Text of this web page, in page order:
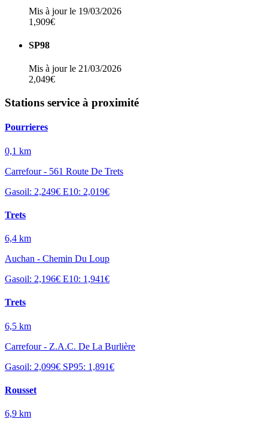
Mis à jour le 19/03/2026
1,909€
SP98
Mis à jour le 21/03/2026
2,049€
Stations service à proximité
Pourrieres
0,1 km
Carrefour - 561 Route De Trets
Gasoil: 2,249€ E10: 2,019€
Trets
6,4 km
Auchan - Chemin Du Loup
Gasoil: 2,196€ E10: 1,941€
Trets
6,5 km
Carrefour - Z.A.C. De La Burlière
Gasoil: 2,099€ SP95: 1,891€
Rousset
6,9 km